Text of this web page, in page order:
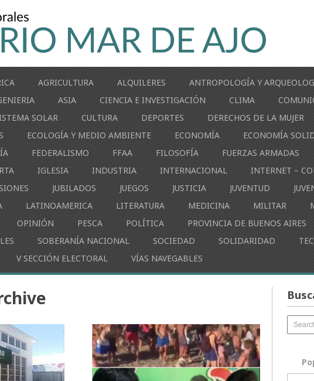
AGRICULTURA ALQUILERES
ANTROPOLOGÍA Y
ASIA CIENCIA E INVESTIGACIÓN CLIMA
SOLAR
CULTURA DEPORTES DERECHOS DE LA MUJER
ECOLOGÍA Y MEDIO AMBIENTE ECONOMÍA ECONOMÍA
FEDERALISMO FFAA FILOSOFÍA FUERZAS ARMADAS
IGLESIA INDUSTRIA INTERNACIONAL
INTERNET –
JUBILADOS JUEGOS JUSTICIA JUVENTUD
LATINOAMERICA LITERATURA MEDICINA MILITAR
OPINIÓN PESCA POLÍTICA PROVINCIA DE BUENOS AIRES
SOBERANÍA NACIONAL SOCIEDAD SOLIDARIDAD
V SECCIÓN ELECTORAL VÍAS NAVEGABLES